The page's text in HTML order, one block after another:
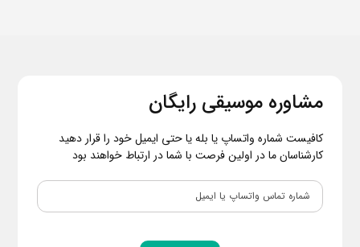
مشاوره موسیقی رایگان
کافیست شماره واتساپ یا بله یا حتی ایمیل خود را قرار دهید
کارشناسان ما در اولین فرصت با شما در ارتباط خواهند بود